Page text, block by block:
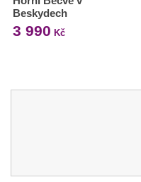
Beskydech
3 990 Kč